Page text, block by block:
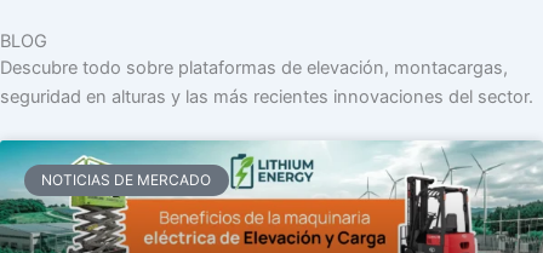
BLOG
Descubre todo sobre plataformas de elevación, montacargas,
seguridad en alturas y las más recientes innovaciones del sector.
NOTICIAS DE MERCADO
Página
Página
Página
Página
Página